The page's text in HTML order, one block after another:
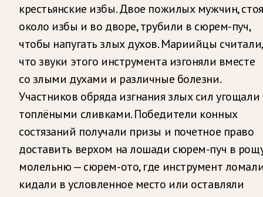
крестьянские избы. Двое пожилых мужчин, стоя
около избы и во дворе, трубили в сюрем-пуч,
чтобы напугать злых духов. Мариийцы считали,
что звуки этого инструмента изгоняли вместе
со злыми духами и различные болезни.
Участников обряда изгнания злых сил угощали
топлёными сливками. Победители конных
состязаний получали призы и почетное право
доставить верхом на лошади сюрем-пуч в
молельню — сюрем-ото, где инструмент
кидали в условленное место или оставляли